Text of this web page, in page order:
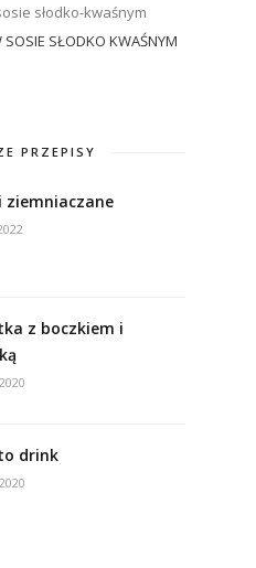
słodko-kwaśnym
SOSIE SŁODKO KWAŚNYM
PRZEPISY
ziemniaczane
z boczkiem i
drink